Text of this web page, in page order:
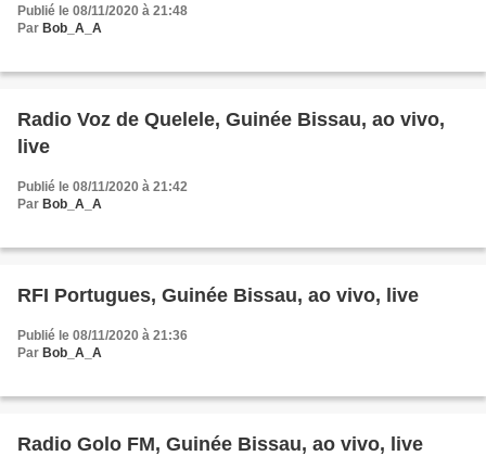
Publié le 08/11/2020 à 21:48
Par Bob_A_A
Radio Voz de Quelele, Guinée Bissau, ao vivo,
live
Publié le 08/11/2020 à 21:42
Par Bob_A_A
RFI Portugues, Guinée Bissau, ao vivo, live
Publié le 08/11/2020 à 21:36
Par Bob_A_A
Radio Golo FM, Guinée Bissau, ao vivo, live